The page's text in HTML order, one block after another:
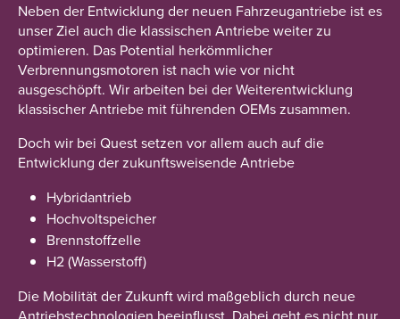
Neben der Entwicklung der neuen Fahrzeugantriebe ist es
unser Ziel auch die klassischen Antriebe weiter zu
optimieren. Das Potential herkömmlicher
Verbrennungsmotoren ist nach wie vor nicht
ausgeschöpft. Wir arbeiten bei der Weiterentwicklung
klassischer Antriebe mit führenden OEMs zusammen.
Doch wir bei Quest setzen vor allem auch auf die
Entwicklung der zukunftsweisende Antriebe
Hybridantrieb
Hochvoltspeicher
Brennstoffzelle
H2 (Wasserstoff)
Die Mobilität der Zukunft wird maßgeblich durch neue